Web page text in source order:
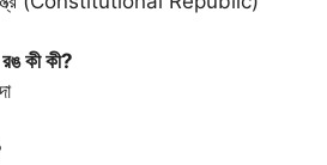
রঙ কী কী?